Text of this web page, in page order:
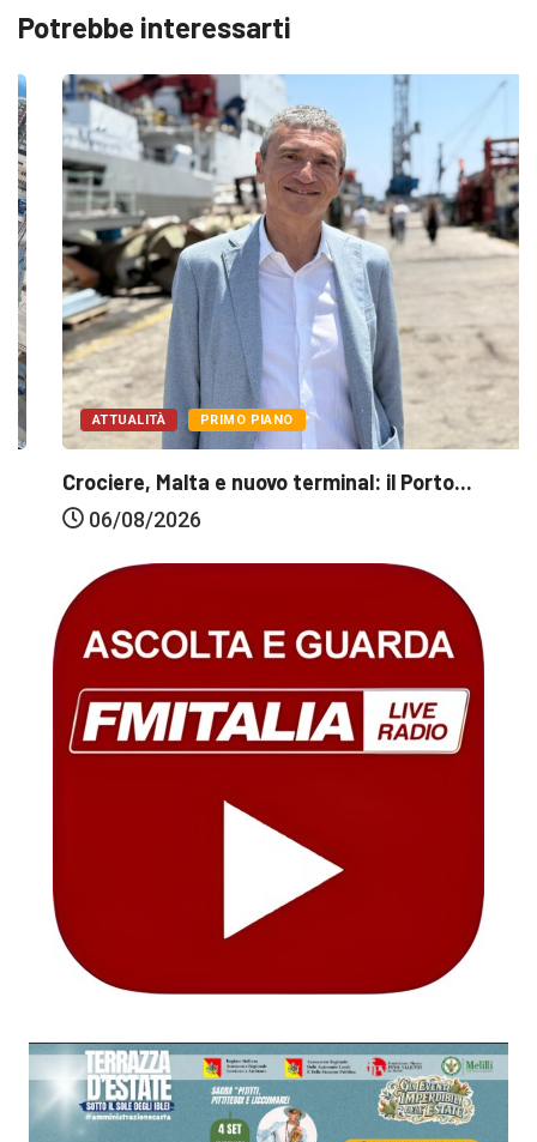
Potrebbe interessarti
ATTUALITÀ PRIMO PIANO
Crociere, Malta e nuovo terminal: il Porto...
06/08/2026